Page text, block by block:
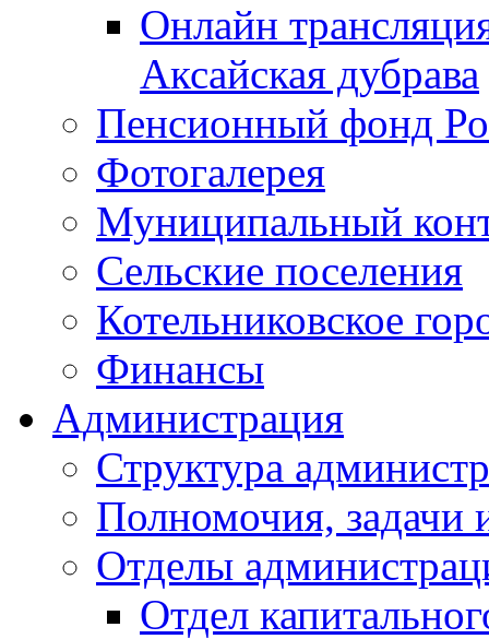
Онлайн
Аксайская дубрава
Пенсионный фонд
Фотогалерея
Муниципальный
Сельские поселения
Котельниковское
Финансы
Администрация
Структура
Полномочия, задачи
Отделы
Отдел